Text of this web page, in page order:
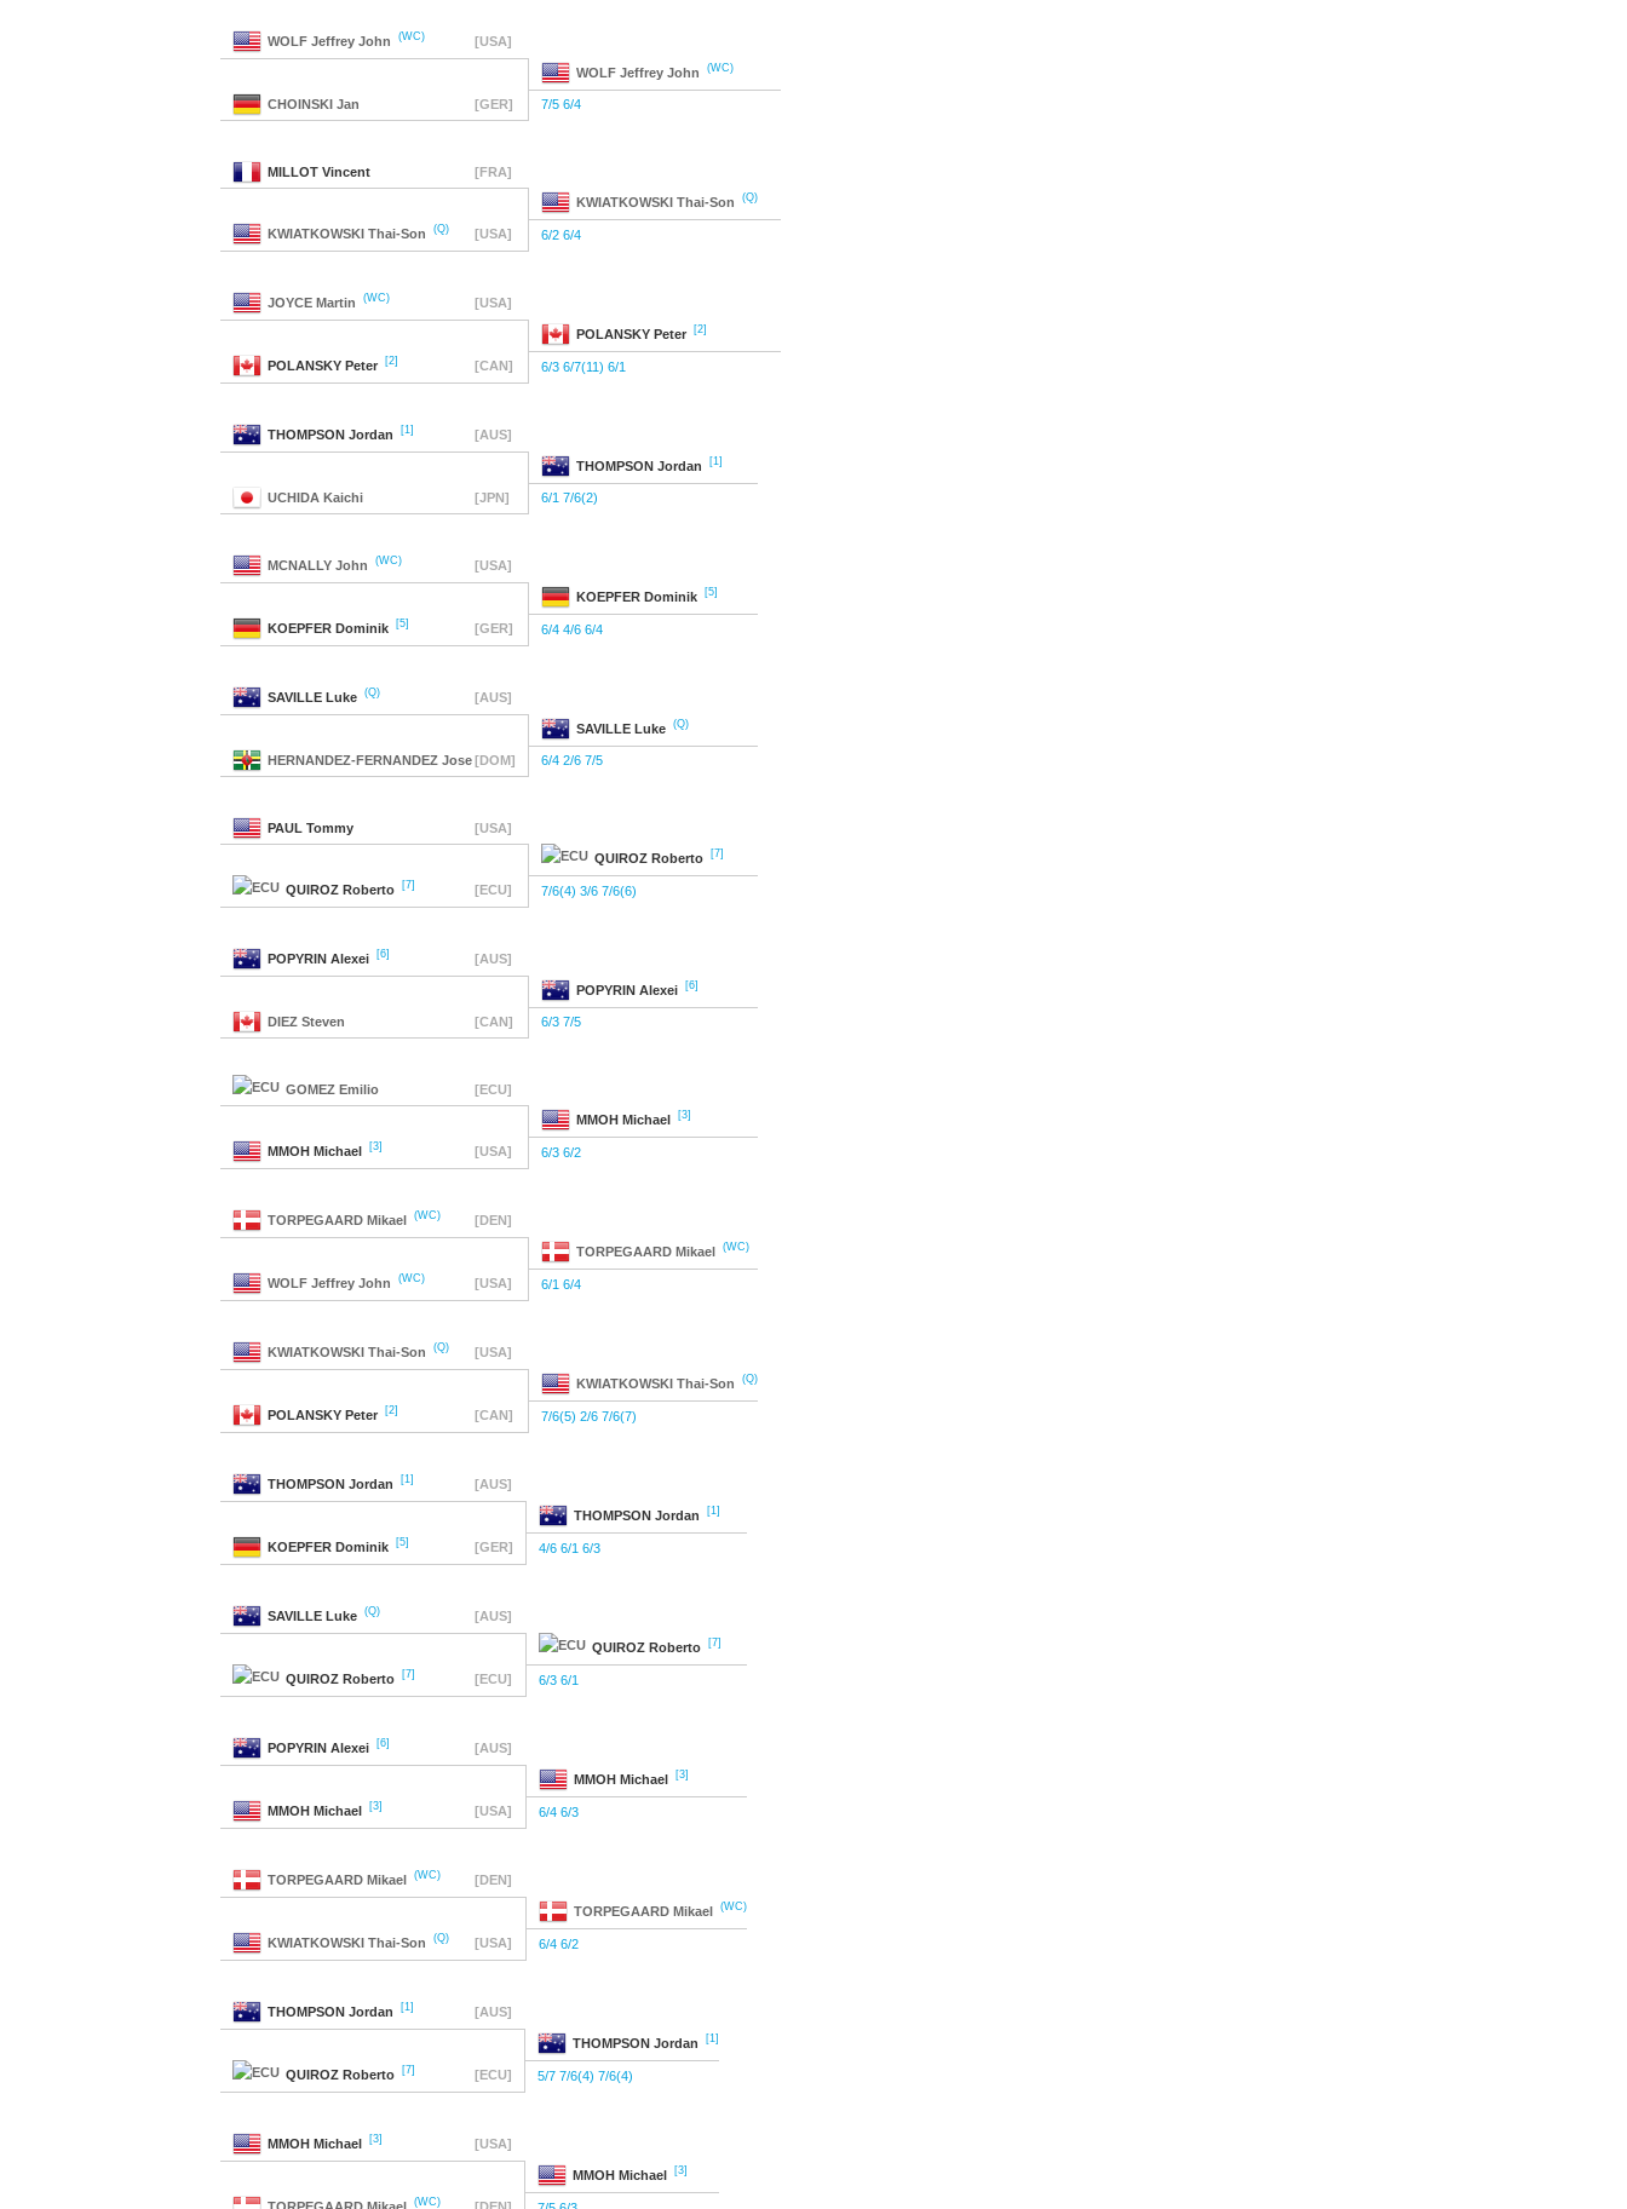
WOLF Jeffrey John (WC) [USA]
WOLF Jeffrey John (WC)
CHOINSKI Jan [GER] 7/5 6/4
MILLOT Vincent [FRA]
KWIATKOWSKI Thai-Son (Q)
KWIATKOWSKI Thai-Son (Q) [USA] 6/2 6/4
JOYCE Martin (WC) [USA]
POLANSKY Peter [2]
POLANSKY Peter [2] [CAN] 6/3 6/7(11) 6/1
THOMPSON Jordan [1] [AUS]
THOMPSON Jordan [1]
UCHIDA Kaichi [JPN] 6/1 7/6(2)
MCNALLY John (WC) [USA]
KOEPFER Dominik [5]
KOEPFER Dominik [5] [GER] 6/4 4/6 6/4
SAVILLE Luke (Q) [AUS]
SAVILLE Luke (Q)
HERNANDEZ-FERNANDEZ Jose[DOM] 6/4 2/6 7/5
PAUL Tommy [USA]
QUIROZ Roberto [7]
QUIROZ Roberto [7] [ECU] 7/6(4) 3/6 7/6(6)
POPYRIN Alexei [6] [AUS]
POPYRIN Alexei [6]
DIEZ Steven [CAN] 6/3 7/5
GOMEZ Emilio [ECU]
MMOH Michael [3]
MMOH Michael [3] [USA] 6/3 6/2
TORPEGAARD Mikael (WC) [DEN]
TORPEGAARD Mikael (WC)
WOLF Jeffrey John (WC) [USA] 6/1 6/4
KWIATKOWSKI Thai-Son (Q) [USA]
KWIATKOWSKI Thai-Son (Q)
POLANSKY Peter [2] [CAN] 7/6(5) 2/6 7/6(7)
THOMPSON Jordan [1] [AUS]
THOMPSON Jordan [1]
KOEPFER Dominik [5] [GER] 4/6 6/1 6/3
SAVILLE Luke (Q) [AUS]
QUIROZ Roberto [7]
QUIROZ Roberto [7] [ECU] 6/3 6/1
POPYRIN Alexei [6] [AUS]
MMOH Michael [3]
MMOH Michael [3] [USA] 6/4 6/3
TORPEGAARD Mikael (WC) [DEN]
TORPEGAARD Mikael (WC)
KWIATKOWSKI Thai-Son (Q) [USA] 6/4 6/2
THOMPSON Jordan [1] [AUS]
THOMPSON Jordan [1]
QUIROZ Roberto [7] [ECU] 5/7 7/6(4) 7/6(4)
MMOH Michael [3] [USA]
MMOH Michael [3]
(WC)